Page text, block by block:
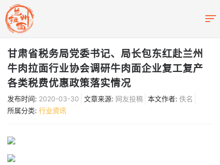
甘肃省税务局党委书记、局长包东红赴兰州
牛肉拉面行业协会调研牛肉面企业复工复产
各类税费优惠政策落实情况
发布时间: 2020-03-30 文章来源: 网友投稿 本文作者: 佚名
所属分类: 行业资讯